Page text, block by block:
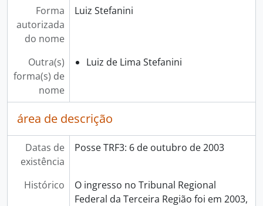
Forma
autorizada
do nome
Luiz Stefanini
Outra(s)
forma(s) de
nome
Luiz de Lima Stefanini
área de descrição
Datas de
existência
Posse TRF3: 6 de outubro de 2003
Histórico
O ingresso no Tribunal Regional
Federal da Terceira Região foi em 2003,